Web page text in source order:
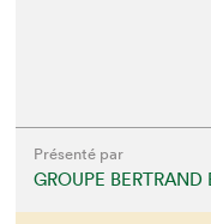
Présenté par
GROUPE BERTRAND